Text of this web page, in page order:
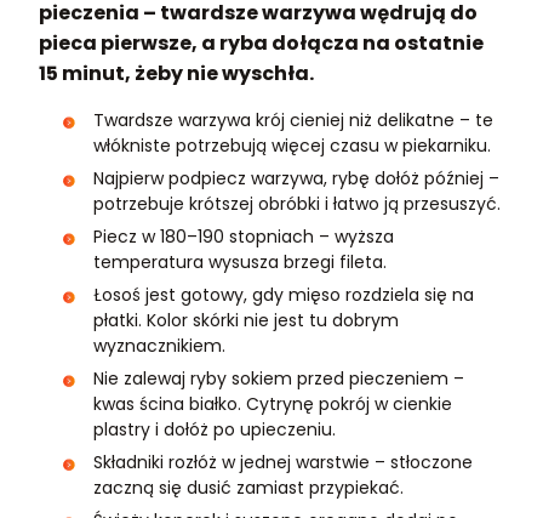
pieczenia – twardsze warzywa wędrują do
pieca pierwsze, a ryba dołącza na ostatnie
15 minut, żeby nie wyschła.
Twardsze warzywa krój cieniej niż delikatne – te
włókniste potrzebują więcej czasu w piekarniku.
Najpierw podpiecz warzywa, rybę dołóż później –
potrzebuje krótszej obróbki i łatwo ją przesuszyć.
Piecz w 180–190 stopniach – wyższa
temperatura wysusza brzegi fileta.
Łosoś jest gotowy, gdy mięso rozdziela się na
płatki. Kolor skórki nie jest tu dobrym
wyznacznikiem.
Nie zalewaj ryby sokiem przed pieczeniem –
kwas ścina białko. Cytrynę pokrój w cienkie
plastry i dołóż po upieczeniu.
Składniki rozłóż w jednej warstwie – stłoczone
zaczną się dusić zamiast przypiekać.